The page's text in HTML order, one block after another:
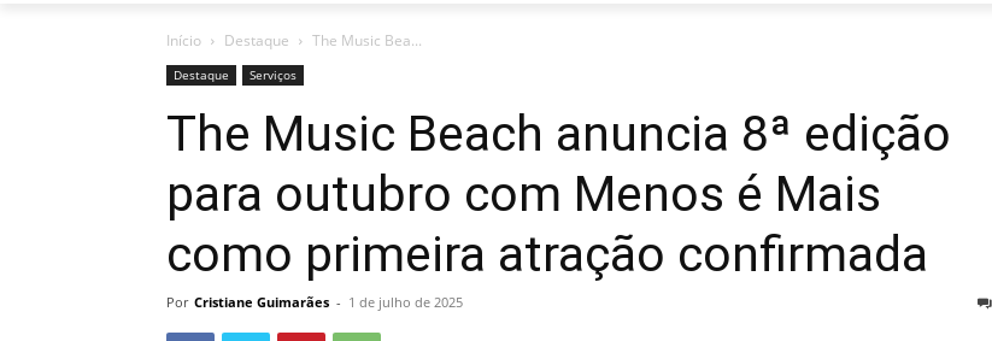
Início Destaque The Music Bea...
Destaque Serviços
The Music Beach anuncia 8ª edição
para outubro com Menos é Mais
como primeira atração confirmada
Por Cristiane Guimarães - 1 de julho de 2025